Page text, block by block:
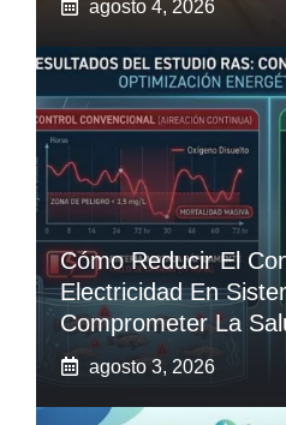
agosto 4, 2026
Cómo Reducir El
Electricidad En
Comprometer La
agosto 3, 2026